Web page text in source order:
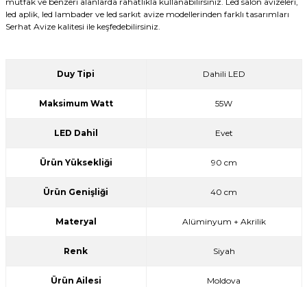
led aplik, led lambader ve led sarkıt avize modellerinden farklı tasarımları
Serhat Avize kalitesi ile keşfedebilirsiniz.
Duy Tipi Dahili LED
Maksimum Watt 55W
LED Dahil Evet
Ürün Yüksekliği 90 cm
Ürün Genişliği 40 cm
Materyal Alüminyum + Akrilik
Renk Siyah
Ürün Ailesi Moldova